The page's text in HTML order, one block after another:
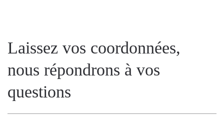
Laissez vos coordonnées,
nous répondrons à vos
questions